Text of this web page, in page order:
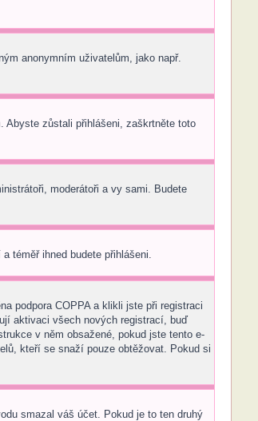
anonymním uživatelům, jako např.
Abyste zůstali přihlášeni, zaškrtněte toto
moderátoři a vy sami. Budete
téměř ihned budete přihlášeni.
podpora COPPA a klikli jste při registraci
aktivaci všech nových registrací, buď
v něm obsažené, pokud jste tento e-
kteří se snaží pouze obtěžovat. Pokud si
smazal váš účet. Pokud je to ten druhý